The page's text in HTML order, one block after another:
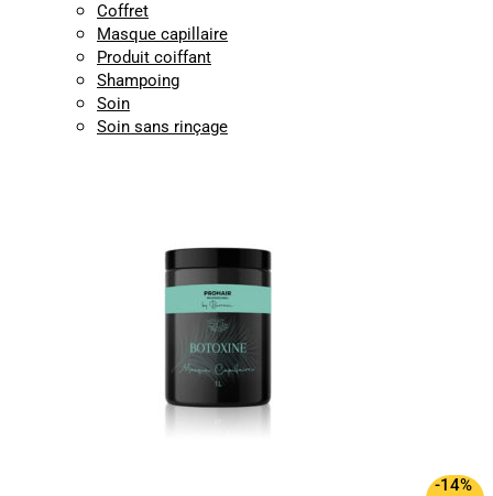
Coffret
Masque capillaire
Produit coiffant
Shampoing
Soin
Soin sans rinçage
-14%